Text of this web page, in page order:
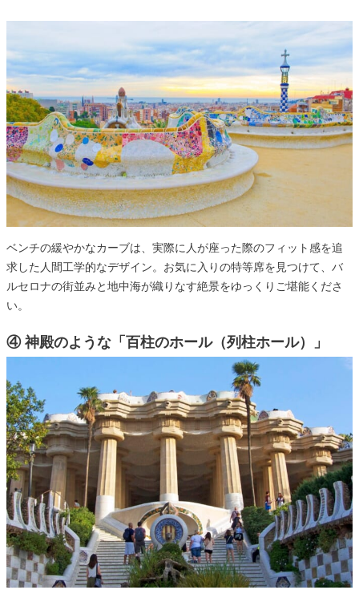
ベンチの緩やかなカーブは、実際に人が座った際のフィット感を追
求した人間工学的なデザイン。お気に入りの特等席を見つけて、バ
ルセロナの街並みと地中海が織りなす絶景をゆっくりご堪能くださ
い。
④ 神殿のような「百柱のホール（列柱ホール）」